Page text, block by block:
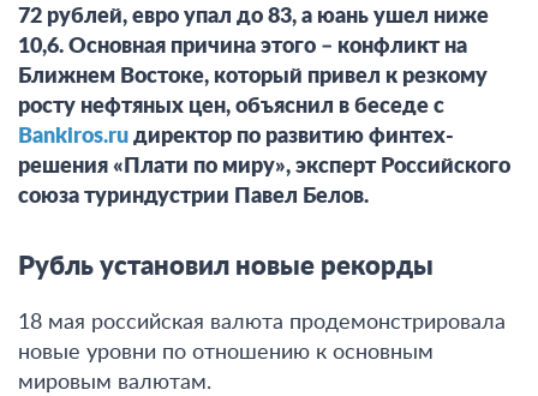
72 рублей, евро упал до 83, а юань ушел ниже
10,6. Основная причина этого – конфликт на
Ближнем Востоке, который привел к резкому
росту нефтяных цен, объяснил в беседе с
Bankiros.ru директор по развитию финтех-
решения «Плати по миру», эксперт Российского
союза туриндустрии Павел Белов.
Рубль установил новые рекорды
18 мая российская валюта продемонстрировала
новые уровни по отношению к основным
мировым валютам.